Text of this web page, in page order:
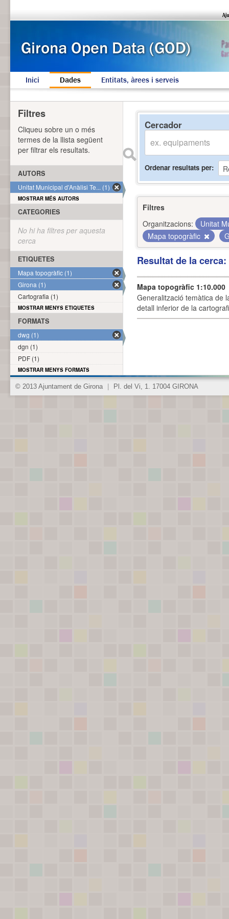
Inici Dades Entitats, àrees i serveis
Cercador
Ordenar resultats per
Filtres
Organitzacions:
Unitat
Mapa topogràfic
Resultat de la
Mapa topogràfic 1:10.000
Generalització temàtica de
detall inferior de la
Filtres
Cliqueu sobre un o més
termes de la llista següent
per filtrar els resultats.
AUTORS
Unitat Municipal d'Anàlisi Te... (1)
MOSTRAR MÉS AUTORS
CATEGORIES
No hi ha filtres per aquesta
cerca
ETIQUETES
Mapa topogràfic (1)
Girona (1)
Cartografia (1)
MOSTRAR MENYS ETIQUETES
FORMATS
dwg (1)
dgn (1)
PDF (1)
MOSTRAR MENYS FORMATS
© 2013 Ajuntament de Girona Pl. del Vi, 1. 17004 GIRONA